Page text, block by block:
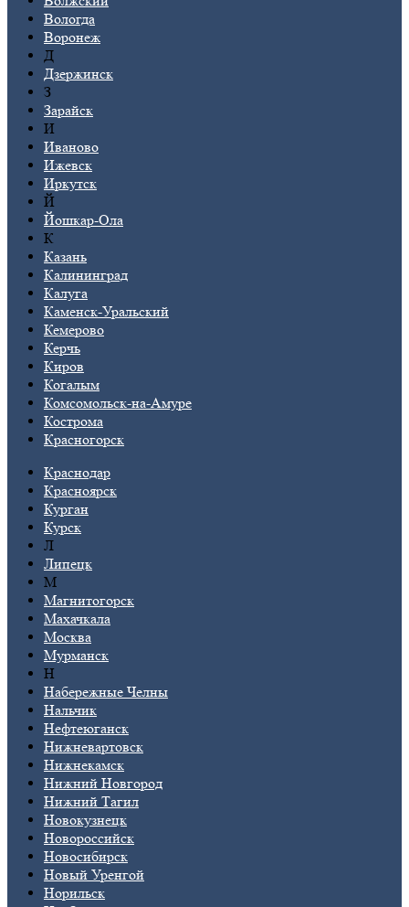
Вологда
Воронеж
Д
Дзержинск
З
Зарайск
И
Иваново
Ижевск
Иркутск
Й
Йошкар-Ола
К
Казань
Калининград
Калуга
Каменск-Уральский
Кемерово
Керчь
Киров
Когалым
Комсомольск-на-Амуре
Кострома
Красногорск
Краснодар
Красноярск
Курган
Курск
Л
Липецк
М
Магнитогорск
Махачкала
Москва
Мурманск
Н
Набережные Челны
Нальчик
Нефтеюганск
Нижневартовск
Нижнекамск
Нижний Новгород
Нижний Тагил
Новокузнецк
Новороссийск
Новосибирск
Новый Уренгой
Норильск